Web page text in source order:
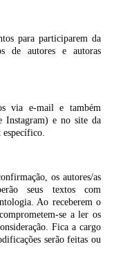
para participarem da
de autores e autoras
via e-mail e também
Instagram) e no site da
específico.
os autores/as
seus textos com
Ao receberem o
se a ler os
Fica a cargo
serão feitas ou